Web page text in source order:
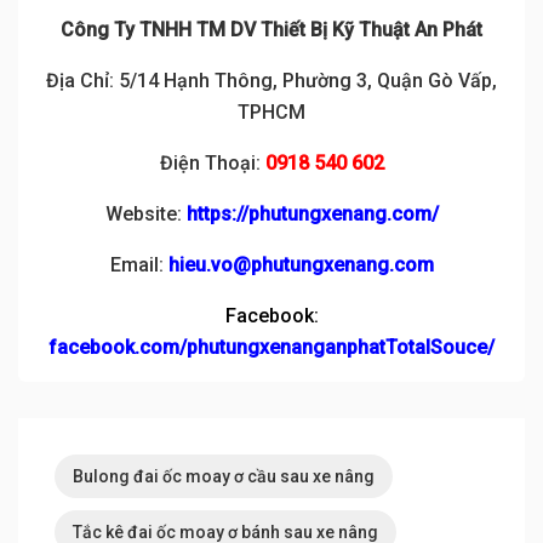
Công Ty TNHH TM DV Thiết Bị Kỹ Thuật An Phát
Địa Chỉ: 5/14 Hạnh Thông, Phường 3, Quận Gò Vấp,
TPHCM
Điện Thoại: 0918 540 602
Website: https://phutungxenang.com/
Email: hieu.vo@phutungxenang.com
Facebook:
facebook.com/phutungxenanganphatTotalSouce/
Bulong đai ốc moay ơ cầu sau xe nâng
Tắc kê đai ốc moay ơ bánh sau xe nâng